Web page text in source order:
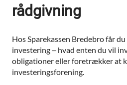
rådgivning
Hos Sparekassen Bredebro får
investering – hvad enten du vil
obligationer eller foretrækker at
investeringsforening.